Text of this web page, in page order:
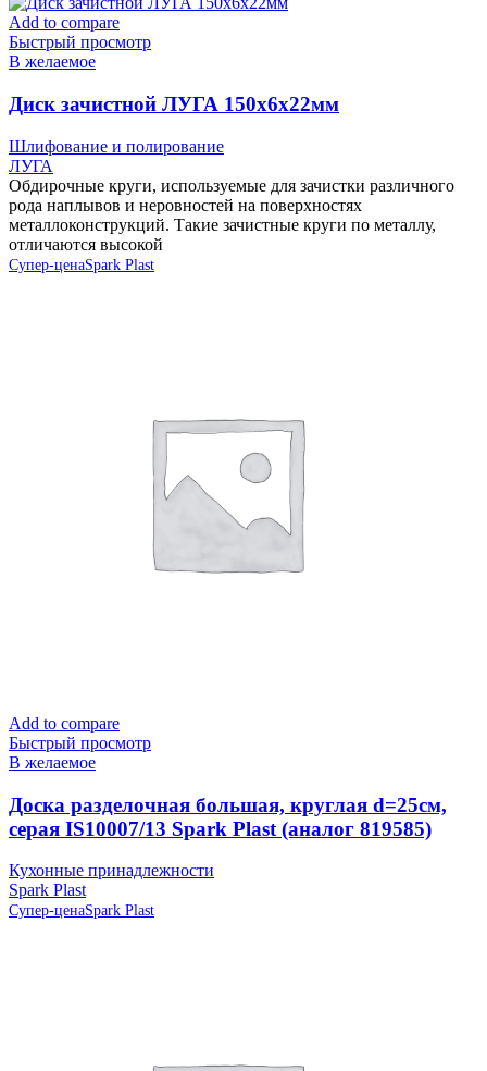
Add to compare
Быстрый просмотр
В желаемое
Диск зачистной ЛУГА 150х6х22мм
Шлифование и полирование
ЛУГА
Обдирочные круги, используемые для зачистки различного
рода наплывов и неровностей на поверхностях
металлоконструкций. Такие зачистные круги по металлу,
отличаются высокой
Супер-ценаSpark Plast
Add to compare
Быстрый просмотр
В желаемое
Доска разделочная большая, круглая d=25см,
серая IS10007/13 Spark Plast (аналог 819585)
Кухонные принадлежности
Spark Plast
Супер-ценаSpark Plast